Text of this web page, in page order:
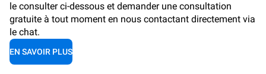
le consulter ci-dessous et demander une consultation
gratuite à tout moment en nous contactant directement via
le chat.
EN SAVOIR PLUS